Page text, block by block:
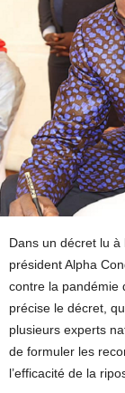
Dans un décret lu
président Alpha
contre la pandémie
précise le décret,
plusieurs experts
de formuler les
l’efficacité de la